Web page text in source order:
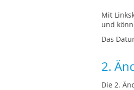
Mit
und
Das
2.
Die 2.